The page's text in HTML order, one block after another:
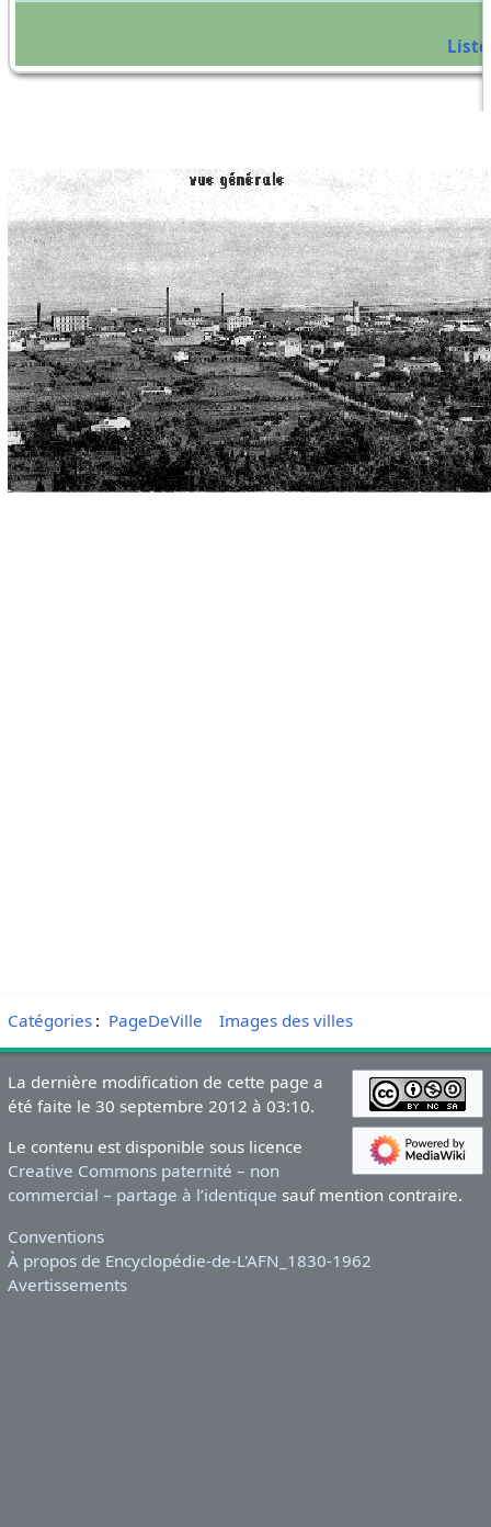
Catégories: PageDeVille Images des villes
La dernière modification de cette page a
été faite le 30 septembre 2012 à 03:10.
Le contenu est disponible sous licence
Creative Commons paternité – non
commercial – partage à l’identique sauf mention contraire.
Conventions
À propos de Encyclopédie-de-L'AFN_1830-1962
Avertissements